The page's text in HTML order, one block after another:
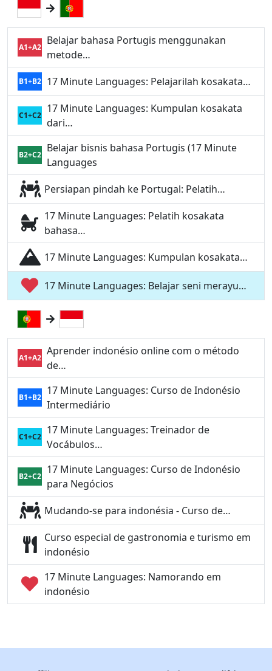
A1+A2
Belajar bahasa Portugis menggunakan
metode…
B1+B2 17 Minute Languages: Pelajarilah kosakata…
C1+C2
17 Minute Languages: Kumpulan kosakata
dari…
B2+C2
Belajar bisnis bahasa Portugis (17 Minute
Languages
Persiapan pindah ke Portugal: Pelatih…
17 Minute Languages: Pelatih kosakata
bahasa…
17 Minute Languages: Kumpulan kosakata…
17 Minute Languages: Belajar seni merayu…
A1+A2
Aprender indonésio online com o método
de…
B1+B2
17 Minute Languages: Curso de Indonésio
Intermediário
C1+C2
17 Minute Languages: Treinador de
Vocábulos…
B2+C2
17 Minute Languages: Curso de Indonésio
para Negócios
Mudando-se para indonésia - Curso de…
Curso especial de gastronomia e turismo em
indonésio
17 Minute Languages: Namorando em
indonésio